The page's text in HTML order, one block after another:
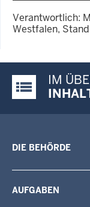
Verantwortlich:
Westfalen,
Justiz-Portal
IM
DIE BEHÖRDE
AUFGABEN